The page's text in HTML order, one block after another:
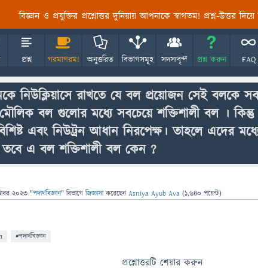
বিজ্ঞান ও প্রযুক্তির প্রশ্নোত্তর দুনিয়ায় আপনাকে স্বাগতম! প্রশ্ন-উত্তর
প্রশ্ন গরমাগরম! অনুত্তরিত বিভাগসমূহ সদস্যবৃন্দ প্রশ্ন করুন FAQ
নিউক্লিয়াসে রাখতে যে বল প্রয়োজন সেই বলকে
বল গুলোর মধ্যে সবচেয়ে শক্তিশালী বল । কিন্তু
এবং নিউট্রন আধান নিরপেক্ষ। তাহলে এদের
তবে এ বল শক্তিশালী বল কেন ?
2023 "পদার্থবিজ্ঞান" বিভাগে জিজ্ঞাসাকরেছেনAsniya Ayub Ava (1,640 পয়েন্ট)
#পদার্থবিজ্ঞান
প্রশ্নোত্তরটি শেয়ার করুন